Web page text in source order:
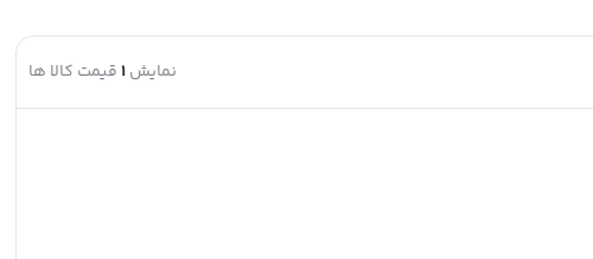
نمایش1 قیمت کالا ها